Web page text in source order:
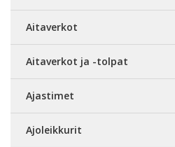
Aitaverkot
Aitaverkot ja -tolpat
Ajastimet
Ajoleikkurit